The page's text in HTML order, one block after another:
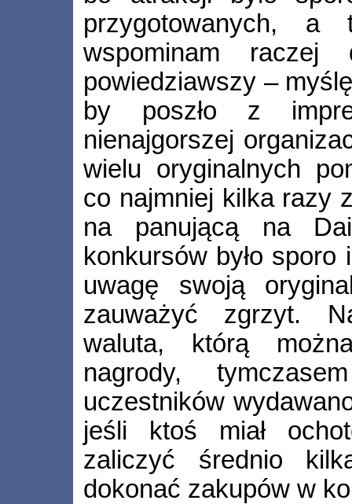
przygotowanych,
wspominam raczej
powiedziawszy –
by poszło z
nienajgorszej
wielu oryginalnych
co najmniej kilka razy
na panującą na
konkursów było sporo
uwagę swoją
zauważyć zgrzyt.
waluta, którą
nagrody,
uczestników
jeśli ktoś miał
zaliczyć średnio
dokonać zakupów w